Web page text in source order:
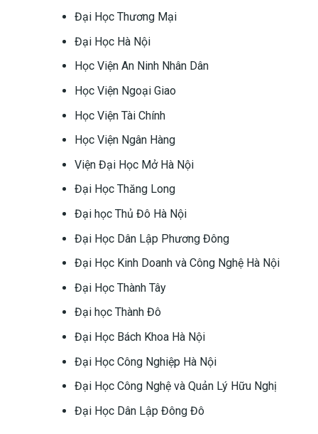
Đại Học Thương Mại
Đại Học Hà Nội
Học Viện An Ninh Nhân Dân
Học Viện Ngoại Giao
Học Viện Tài Chính
Học Viện Ngân Hàng
Viện Đại Học Mở Hà Nội
Đại Học Thăng Long
Đại học Thủ Đô Hà Nội
Đại Học Dân Lập Phương Đông
Đại Học Kinh Doanh và Công Nghệ Hà Nội
Đại Học Thành Tây
Đại học Thành Đô
Đại Học Bách Khoa Hà Nội
Đại Học Công Nghiệp Hà Nội
Đại Học Công Nghệ và Quản Lý Hữu Nghị
Đại Học Dân Lập Đông Đô